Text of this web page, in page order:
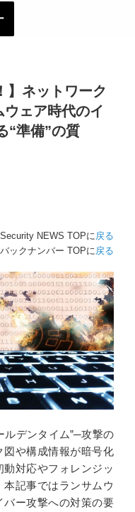
】ネットワーク
ェア時代のイ
“準備”の質
Security NEWS TOPに 戻る
バックナンバー TOPに 戻る
ルデンタイム”─攻撃の
や構成情報が暗号化
対応やフォレンジッ
記事ではランサムウ
バー攻撃への対策の要